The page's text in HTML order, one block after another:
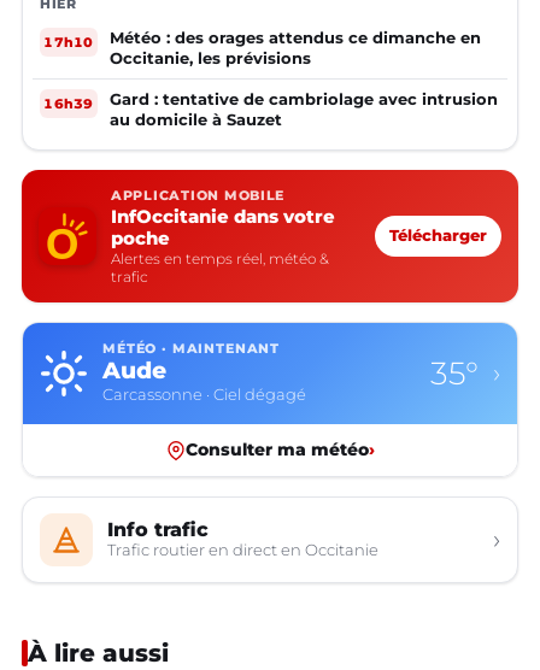
HIER
17h10
Météo : des orages attendus ce dimanche en
Occitanie, les prévisions
16h39
Gard : tentative de cambriolage avec intrusion
au domicile à Sauzet
APPLICATION MOBILE
InfOccitanie dans votre
poche
Alertes en temps réel, météo &
trafic
Télécharger
MÉTÉO · MAINTENANT
Aude
Carcassonne · Ciel dégagé
35° ›
Consulter ma météo›
Info trafic
Trafic routier en direct en Occitanie ›
À lire aussi